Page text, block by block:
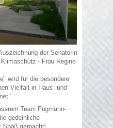
der Senatorin
- Frau Regine
wird für die besondere
Vielfalt in Haus- und
Team Fugmann-
gedeihliche
Spaß gemacht!